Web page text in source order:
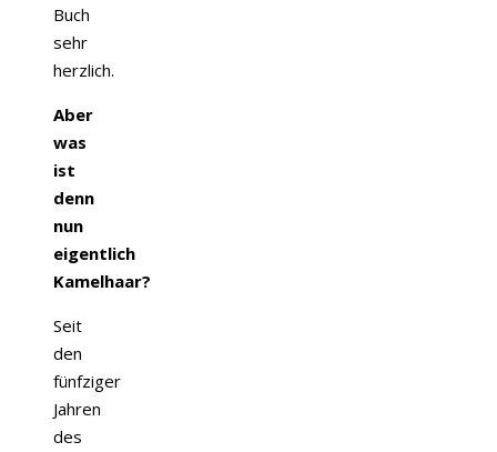
Buch
sehr
herzlich.
Aber
was
ist
denn
nun
eigentlich
Kamelhaar?
Seit
den
fünfziger
Jahren
des